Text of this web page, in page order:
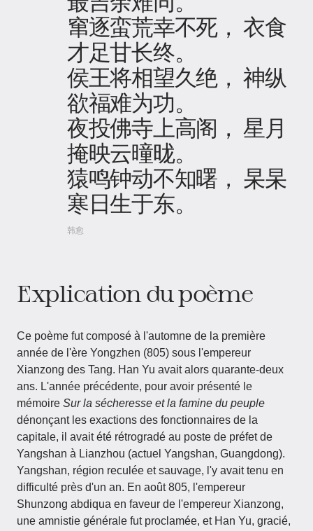
窜逐蛮荒幸不死， 衣食
才足甘长终。
侯王将相望久绝， 神纵
欲福难为功。
夜投佛寺上高阁， 星月
掩映云曈昽。
猿鸣钟动不知曙， 杲杲
寒日生于东。
韩愈
Explication du poème
Ce poème fut composé à l'automne de la première
année de l'ère Yongzhen (805) sous l'empereur
Xianzong des Tang. Han Yu avait alors quarante-deux
ans. L'année précédente, pour avoir présenté le
mémoire Sur la sécheresse et la famine du peuple
dénonçant les exactions des fonctionnaires de la
capitale, il avait été rétrogradé au poste de préfet de
Yangshan à Lianzhou (actuel Yangshan, Guangdong).
Yangshan, région reculée et sauvage, l'y avait tenu en
difficulté près d'un an. En août 805, l'empereur
Shunzong abdiqua en faveur de l'empereur Xianzong,
une amnistie générale fut proclamée, et Han Yu, gracié,